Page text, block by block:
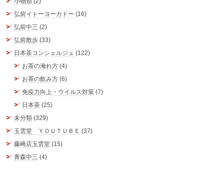
弘前イトーヨーカドー (16)
弘前中三 (2)
弘前散歩 (33)
日本茶コンシェルジュ (122)
お茶の淹れ方 (4)
お茶の飲み方 (6)
免疫力向上・ウイルス対策 (7)
日本茶 (25)
未分類 (329)
玉雲堂 ＹＯＵＴＵＢＥ (37)
藤崎店玉雲堂 (15)
青森中三 (4)